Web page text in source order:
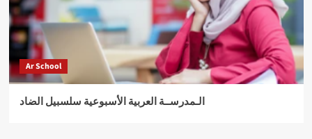
Ar School
الـمدرســة العربية الأسبوعية سلسبيل الضاد